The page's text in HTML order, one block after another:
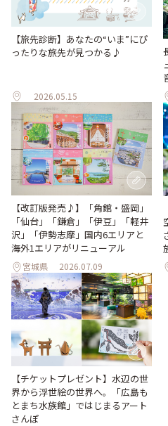
【旅先診断】あなたの“いま”にぴ
ったりな旅先が見つかる♪
2026.05.15
【改訂版発売♪】「角館・盛岡」
「仙台」「鎌倉」「伊豆」「軽井
沢」「伊勢志摩」国内6エリアと
海外1エリアがリニューアル
宮城県 2026.07.09
【チケットプレゼント】水辺の世
界から浮世絵の世界へ。「広島も
とまち水族館」ではじまるアート
さんぽ